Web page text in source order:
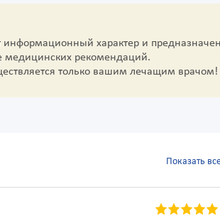
характер и
медицинских рекомендаций.
только вашим лечащим врачом!
Показать